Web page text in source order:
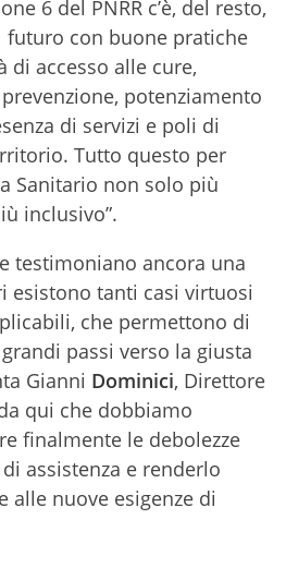
6 del PNRR c’è, del resto,
futuro con buone pratiche
di accesso alle cure,
potenziamento
di servizi e poli di
Tutto questo per
Sanitario non solo più
inclusivo”.
testimoniano ancora una
esistono tanti casi virtuosi
che permettono di
passi verso la giusta
Gianni Dominici, Direttore
qui che dobbiamo
finalmente le debolezze
assistenza e renderlo
alle nuove esigenze di